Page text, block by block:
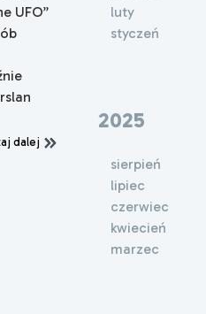
UFO”
dalej
luty
styczeń
2025
sierpień
lipiec
czerwiec
kwiecień
marzec